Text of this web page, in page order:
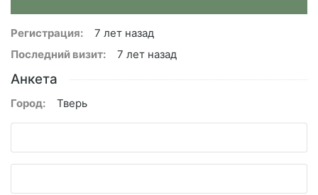
Регистрация:
7 лет назад
Последний визит:
7 лет назад
Анкета
Город: Тверь